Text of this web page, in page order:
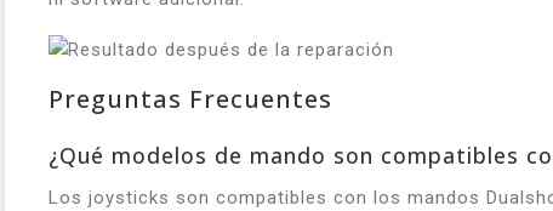
Preguntas Frecuentes
¿Qué modelos de mando son compatibles
Los joysticks son compatibles con los mandos